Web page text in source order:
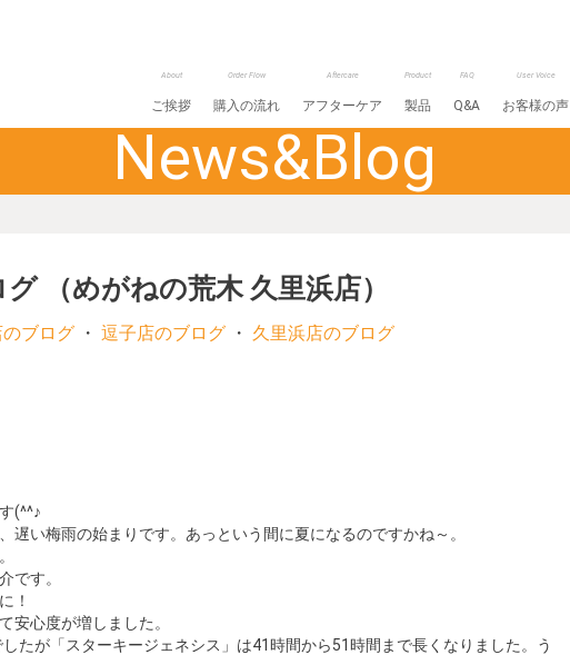
About
ご挨拶
Order Flow
購入の流れ
Aftercare
アフターケア
Product
製品
FAQ
Q&A
User Voice
お客様の声
News&Blog
（めがねの荒木 久里浜店）
ブログ ・ 逗子店のブログ ・ 久里浜店のブログ
(^^♪
遅い梅雨の始まりです。あっという間に夏になるのですかね～。
です。
！
安心度が増しました。
たが「スターキージェネシス」は41時間から51時間まで長くなりました。う